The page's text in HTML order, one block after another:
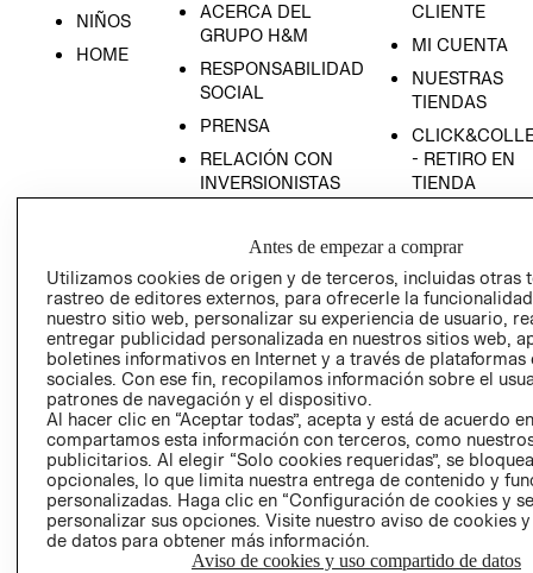
NIÑOS
HOME
ACERCA DEL
GRUPO H&M
RESPONSABILIDAD
SOCIAL
PRENSA
RELACIÓN CON
INVERSIONISTAS
EMPRESARIAL
CLIENTE
MI CUENTA
NUESTRAS
TIENDAS
- RETIRO EN
TIENDA
CONDICIONES
AVISO DE
PRIVACIDAD
GIFT CARD
AVISO DE
COOKIES
Chile ($)
Antes de empezar a comprar
Utilizamos cookies de origen y de terceros, incluidas otras
rastreo de editores externos, para ofrecerle la
nuestro sitio web, personalizar su experiencia de usuario,
entregar publicidad personalizada en nuestros sitios web,
boletines informativos en Internet y a través de plataformas
sociales. Con ese fin, recopilamos información sobre el
patrones de navegación y el dispositivo.
Al hacer clic en “Aceptar todas”, acepta y está de acuerdo
compartamos esta información con terceros, como
publicitarios. Al elegir “Solo cookies requeridas”, se
opcionales, lo que limita nuestra entrega de contenido y
personalizadas. Haga clic en “Configuración de cookies y
personalizar sus opciones. Visite nuestro aviso de cookies
de datos para obtener más información.
Aviso de cookies y uso compartido de datos